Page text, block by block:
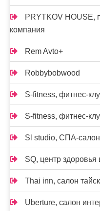
PRYTKOV HOUSE,
компания
Rem Avto+
Robbybobwood
S-fitness, фитнес-
S-fitness, фитнес-
Sl studio, СПА-салон
SQ, центр здоровья
Thai inn, салон
Uberture, салон